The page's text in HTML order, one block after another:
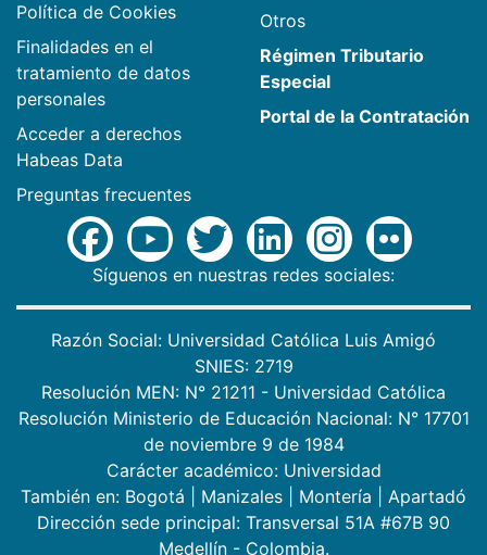
Política de Cookies
Finalidades en el
tratamiento de datos
personales
Acceder a derechos
Habeas Data
Preguntas frecuentes
Otros
Régimen Tributario
Especial
Portal de la Contratación
Síguenos en nuestras redes sociales:
Razón Social: Universidad Católica Luis Amigó
SNIES: 2719
Resolución MEN: N° 21211 - Universidad Católica
Resolución Ministerio de Educación Nacional: N° 17701
de noviembre 9 de 1984
Carácter académico: Universidad
También en: Bogotá Manizales Montería
Apartadó
Dirección sede principal: Transversal 51A #67B 90
Medellín - Colombia.